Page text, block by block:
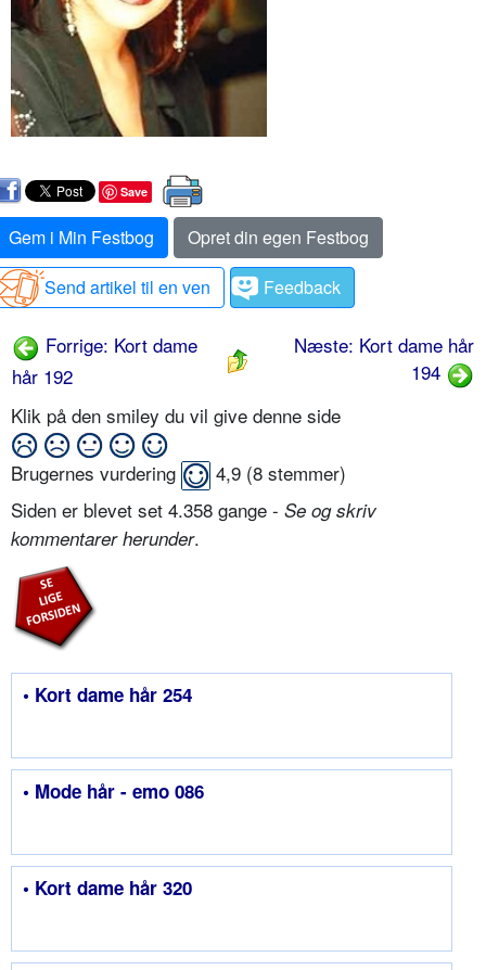
Save
Gem i Min Festbog
Opret din egen Festbog
Send artikel til en ven
Feedback
Forrige: Kort dame
hår 192
Næste: Kort dame hår
194
Klik på den smiley du vil give denne side
Brugernes vurdering 4,9 (8 stemmer)
Siden er blevet set 4.358 gange - Se og skriv
kommentarer herunder.
• Kort dame hår 254
• Mode hår - emo 086
• Kort dame hår 320